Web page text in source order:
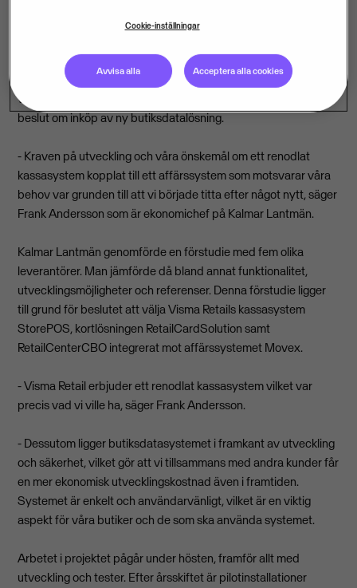
drivs under namnet Granngården via ett samarbetsavtal med
Det var butikernas behov av ny funktionalitet och
vidareutveckling som framförallt avgjorde Kalmar Lantmäns
beslut om inköp av ny butiksdatalösning.
- Kraven på utveckling och våra önskemål om ett renodlat
kassasystem kopplat till ett affärssystem som motsvarar våra
behov var grunden till att vi började titta efter något nytt, säger
Frank Andersson som är ekonomichef på Kalmar Lantmän.
Kalmar Lantmän genomförde en förstudie med fem olika
leverantörer. Man jämförde då bland annat funktionalitet,
utvecklingsmöjligheter och referenser. Denna förstudie ligger
till grund för beslutet att välja Visma Retails kassasystem
StorePOS, kortlösningen RetailCardSolution samt
RetailCenterCBO integrerat mot affärssystemet Movex.
- Visma Retail erbjuder ett renodlat kassasystem vilket var
precis vad vi ville ha, säger Frank Andersson.
- Dessutom ligger butiksdatasystemet i framkant av utveckling
och säkerhet, vilket gör att vi tillsammans med andra kunder får
en mer ekonomisk utvecklingskostnad även i framtiden.
Systemet är enkelt och användarvänligt, vilket är en viktig
aspekt för våra butiker och de som ska använda systemet.
Arbetet i projektet pågår under hösten, framför allt med
utveckling och tester. Efter årsskiftet är pilotinstallationer
Cookie-inställningar
Avvisa alla Acceptera alla cookies